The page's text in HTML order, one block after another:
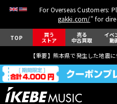
For Overseas Customers:
gakki.com/" for
TOP 買う
ストア
売る
中古買取
イベ
動
【重要】熊本県で発生した地震